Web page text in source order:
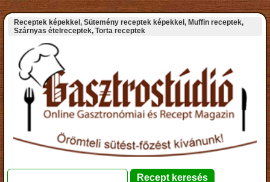
Receptek képekkel, Sütemény receptek képekkel, Muffin receptek,
Szárnyas ételreceptek, Torta receptek